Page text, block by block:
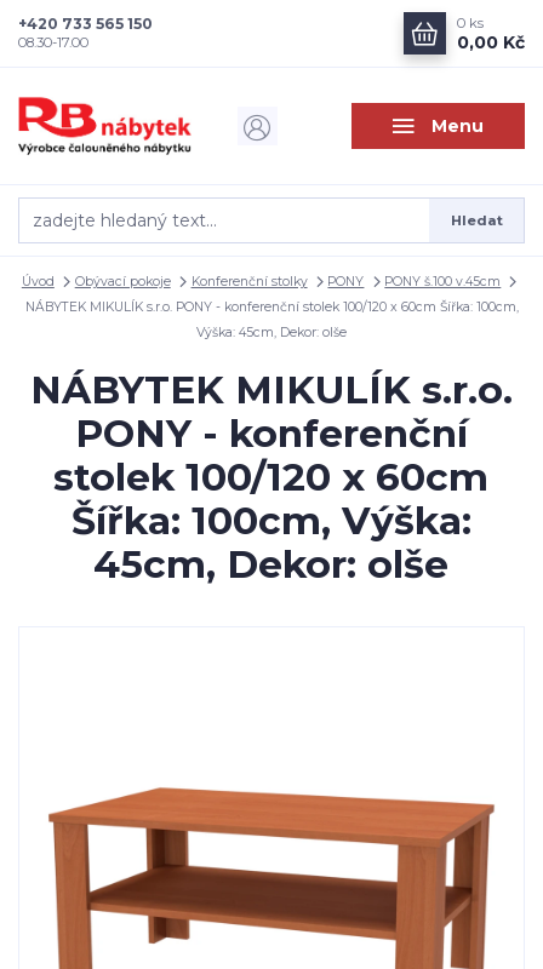
Menu
Hledat
+420 733 565 150
08.30-17.00
0 ks
0,00 Kč
Úvod Obývací pokoje Konferenční stolky PONY
PONY š.100 v.45cm
NÁBYTEK MIKULÍK s.r.o. PONY - konferenční stolek 100/120 x 60cm Šířka: 100cm,
Výška: 45cm, Dekor: olše
NÁBYTEK MIKULÍK s.r.o.
PONY - konferenční
stolek 100/120 x 60cm
Šířka: 100cm, Výška:
45cm, Dekor: olše